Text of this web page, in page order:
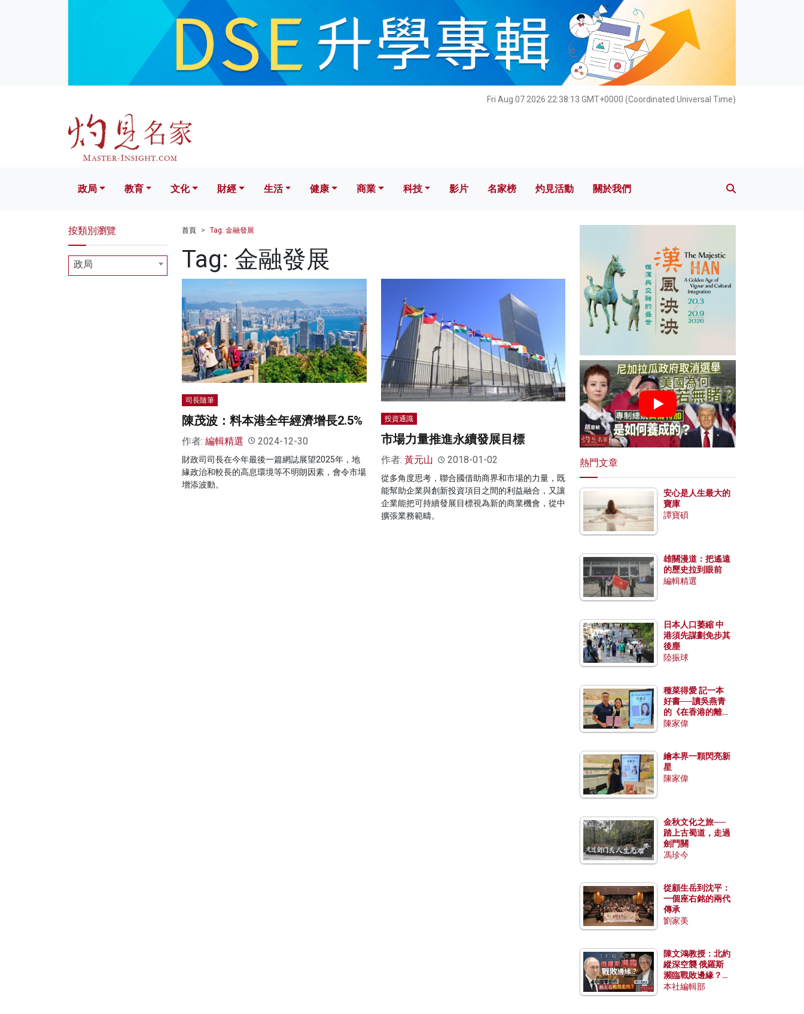
Fri Aug 07 2026 22:38:14 GMT+0000 (Coordinated Universal Time)
文化 財經 生活 健康 科技 影片 名家榜 灼見活動 關於我們
政局 教育 文化 財經 生活 健康 商業 科技 影片 名家榜 灼見活動 關於我們
首頁 Tag: 金融發展
Tag: 金融發展
司長隨筆
陳茂波：料本港全年經濟增長2.5%
作者: 編輯精選 2024-12-30
財政司司長在今年最後一篇網誌展望2025年，地
緣政治和較長的高息環境等不明朗因素，會令市場
增添波動。
投資通識
市場力量推進永續發展目標
作者: 黃元山 2018-01-02
從多角度思考，聯合國借助商界和市場的力量，既
能幫助企業與創新投資項目之間的利益融合，又讓
企業能把可持續發展目標視為新的商業機會，從中
擴張業務範疇。
按類別瀏覽
政局
熱門文章
安心是人生最大的
寶庫
譚寶碩
雄關漫道：把遙遠
的歷史拉到眼前
編輯精選
日本人口萎縮 中
港須先謀劃免步其
後塵
陸振球
種菜得愛 記一本
好書──讀吳燕青
的《在香港的離島
種菜》
陳家偉
繪本界一顆閃亮新
星
陳家偉
金秋文化之旅──
踏上古蜀道，走過
劍門關
馮珍今
從顧生岳到沈平：
一個座右銘的兩代
傳承
劉家美
陳文鴻教授：北約
縱深空襲 俄羅斯
瀕臨戰敗邊緣？中
國零部件能左右戰
本社編輯部